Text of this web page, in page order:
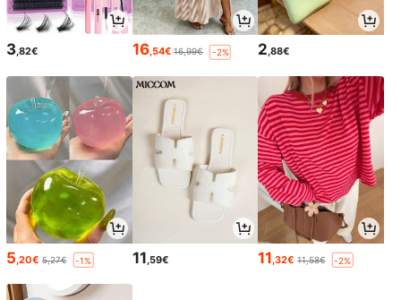
3,82€ 16,54€ 16,99€ -2% 2,88€
5 ,20€ 5,27€ -1% 11 ,59€ 11 ,32€ 11,58€ -2%